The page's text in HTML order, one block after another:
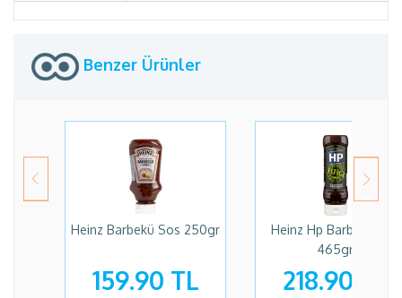
Benzer Ürünler
Heinz Barbekü Sos 250gr
159.90 TL
Heinz Hp Barbekü Sos
465gr
218.90 TL